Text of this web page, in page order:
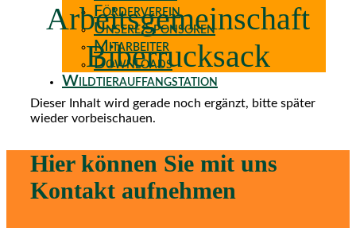
Förderverein
Unsere Sponsoren
Mitarbeiter
Downloads
Wildtierauffangstation
Arbeitsgemeinschaft
Biberrucksack
Dieser Inhalt wird gerade noch ergänzt, bitte später
wieder vorbeischauen.
Hier können Sie mit uns
Kontakt aufnehmen